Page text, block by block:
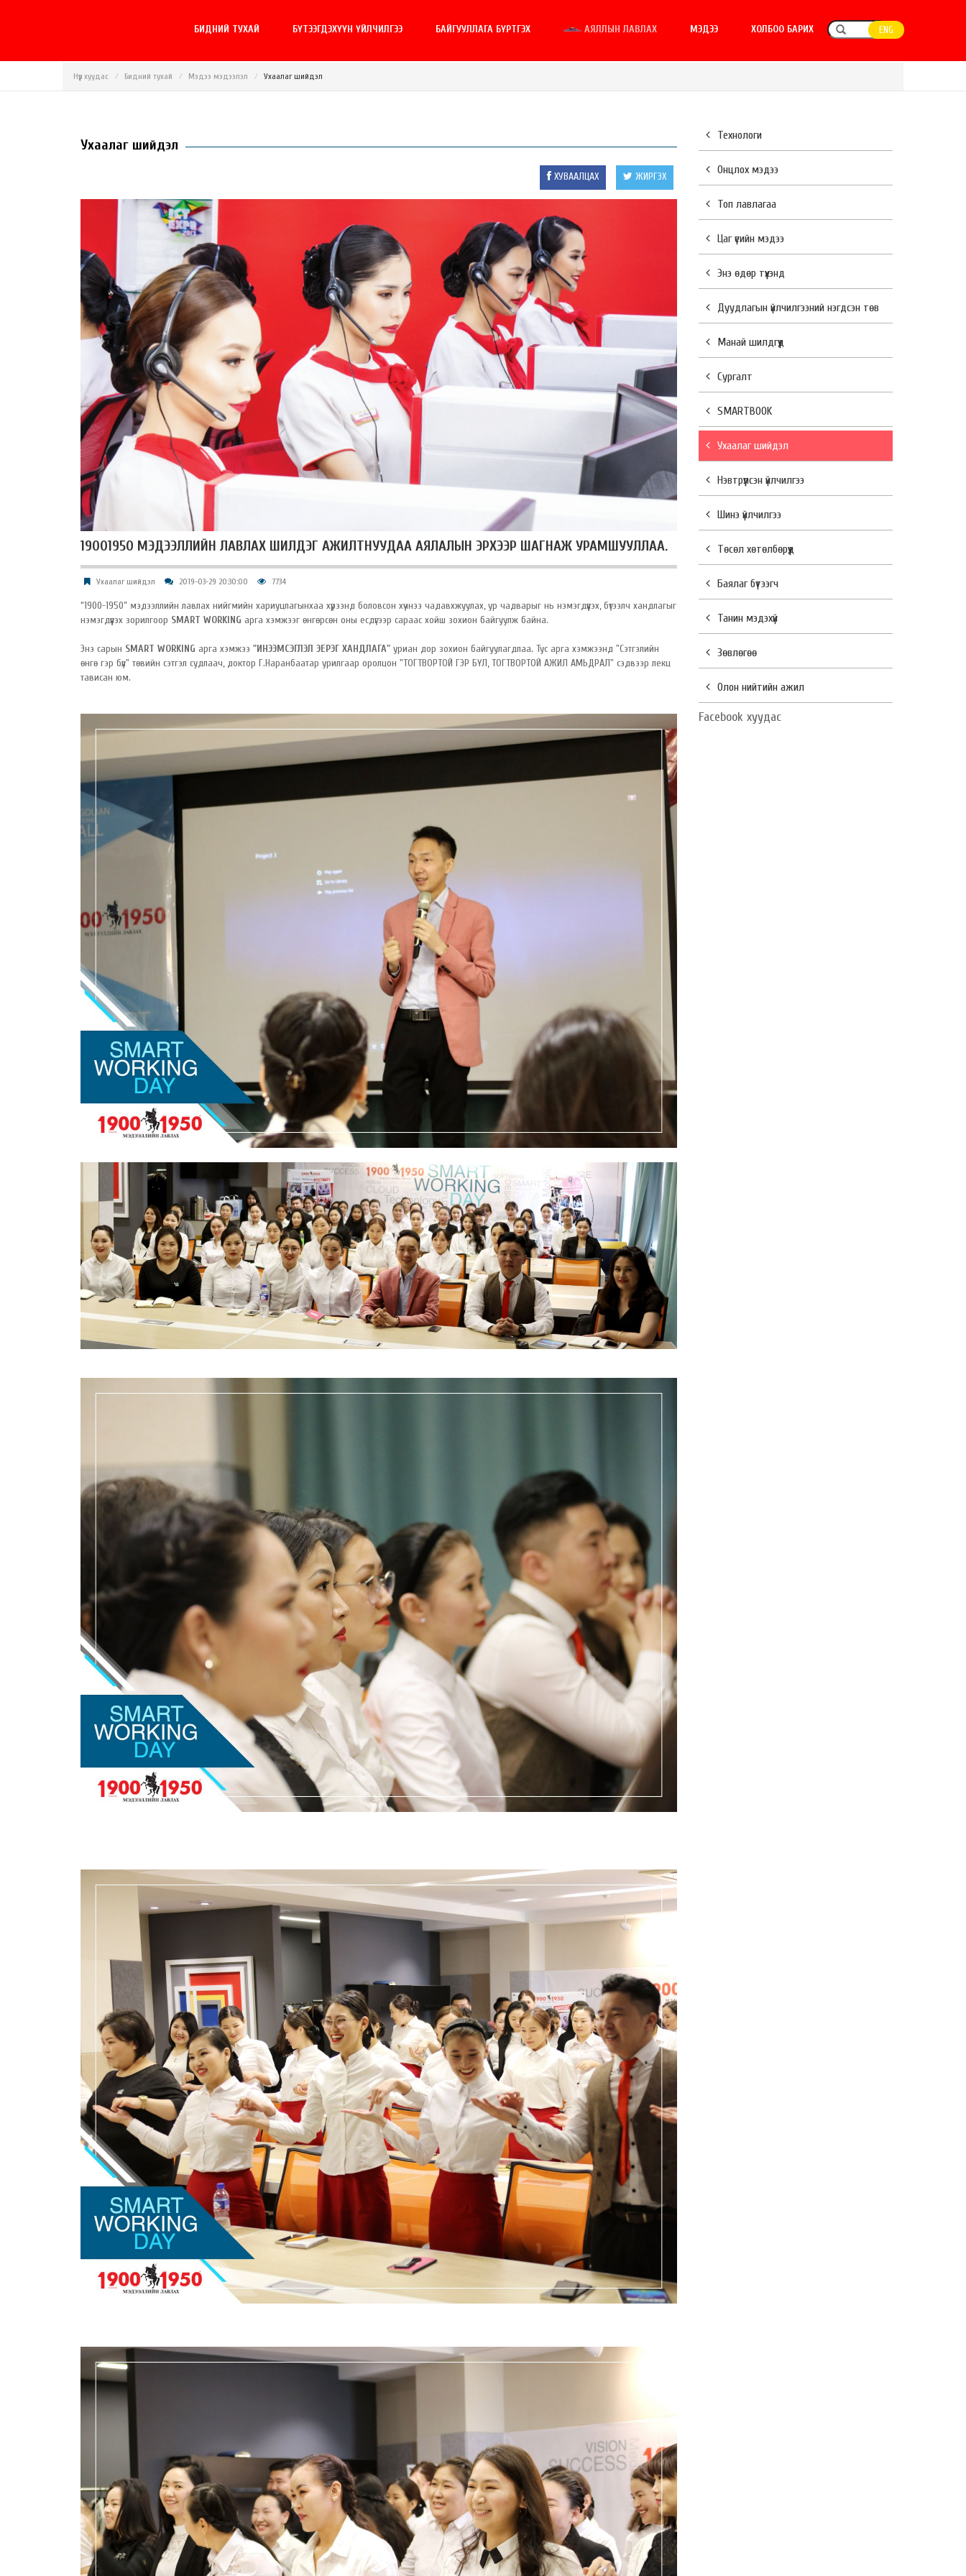
БИДНИЙ ТУХАЙ БҮТЭЭГДЭХҮҮН ҮЙЛЧИЛГЭЭ БАЙГУУЛЛАГА БҮРТГЭХ АЯЛЛЫН ЛАВЛАХ МЭДЭЭ ХОЛБОО БАРИХ ENG
Нүүр хуудас Бидний тухай Мэдээ мэдээлэл Ухаалаг шийдэл
Ухаалаг шийдэл
ХУВААЛЦАХ ЖИРГЭХ
19001950 МЭДЭЭЛЛИЙН ЛАВЛАХ ШИЛДЭГ АЖИЛТНУУДАА АЯЛАЛЫН ЭРХЭЭР ШАГНАЖ УРАМШУУЛЛАА.
Ухаалаг шийдэл 2019-03-29 20:30:00 7734
“1900-1950” мэдээллийн лавлах нийгмийн хариуцлагынхаа хүрээнд боловсон хүчнээ чадавхжуулах, ур чадварыг нь нэмэгдүүлэх, бүтээлч хандлагыг
нэмэгдүүлэх зорилгоор SMART WORKING арга хэмжээг өнгөрсөн оны есдүгээр сараас хойш зохион байгуулж байна.
Энэ сарын SMART WORKING арга хэмжээ "ИНЭЭМСЭГЛЭЛ ЭЕРЭГ ХАНДЛАГА" уриан дор зохион байгуулагдлаа. Тус арга хэмжээнд "Сэтгэлийн
өнгө гэр бүл" төвийн сэтгэл судлаач, доктор Г.Наранбаатар урилгаар оролцон "ТОГТВОРТОЙ ГЭР БҮЛ, ТОГТВОРТОЙ АЖИЛ АМЬДРАЛ" сэдвээр лекц
тависан юм.
Технологи
Онцлох мэдээ
Топ лавлагаа
Цаг үеийн мэдээ
Энэ өдөр түүхэнд
Дуудлагын үйлчилгээний нэгдсэн төв
Манай шилдгүүд
Сургалт
SMARTBOOK
Ухаалаг шийдэл
Нэвтрүүлсэн үйлчилгээ
Шинэ үйлчилгээ
Төсөл хөтөлбөрүүд
Баялаг бүтээгч
Танин мэдэхүй
Зөвлөгөө
Олон нийтийн ажил
Facebook хуудас